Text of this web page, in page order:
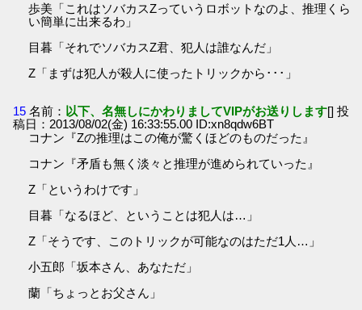
歩美「これはソバカスZっていうロボットなのよ、推理くら
い簡単に出来るわ」
目暮「それでソバカスZ君、犯人は誰なんだ」
Z「まずは犯人が殺人に使ったトリックから･･･」
15 名前： 以下、名無しにかわりましてVIPがお送りします[] 投
稿日：2013/08/02(金) 16:33:55.00 ID:xn8qdw6BT
コナン『Zの推理はこの俺が驚くほどのものだった』
コナン『矛盾も無く淡々と推理が進められていった』
Z「というわけです」
目暮「なるほど、ということは犯人は…」
Z「そうです、このトリックが可能なのはただ1人…」
小五郎「坂本さん、あなただ」
蘭「ちょっとお父さん」